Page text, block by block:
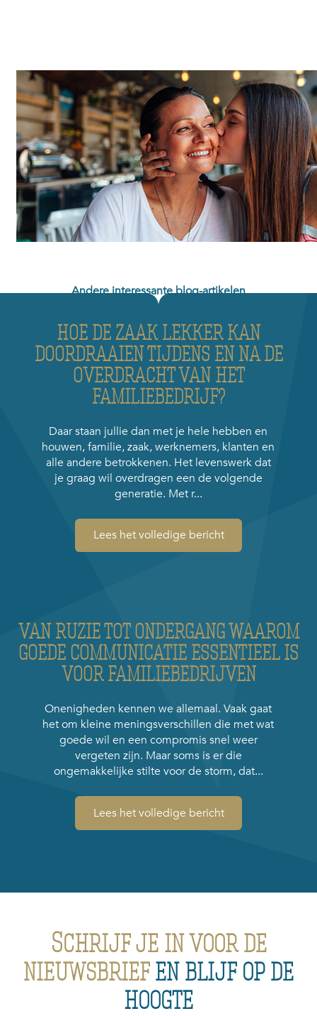
Andere interessante blog-artikelen
HOE DE ZAAK LEKKER KAN
DOORDRAAIEN TIJDENS EN NA DE
OVERDRACHT VAN HET
FAMILIEBEDRIJF?
Daar staan jullie dan met je hele hebben en
houwen, familie, zaak, werknemers, klanten en
alle andere betrokkenen. Het levenswerk dat
je graag wil overdragen een de volgende
generatie. Met r...
Lees het volledige bericht
VAN RUZIE TOT ONDERGANG WAAROM
GOEDE COMMUNICATIE ESSENTIEEL IS
VOOR FAMILIEBEDRIJVEN
Onenigheden kennen we allemaal. Vaak gaat
het om kleine meningsverschillen die met wat
goede wil en een compromis snel weer
vergeten zijn. Maar soms is er die
ongemakkelijke stilte voor de storm, dat...
Lees het volledige bericht
Schrijf je in voor de
nieuwsbriefen blijf op de
hoogte